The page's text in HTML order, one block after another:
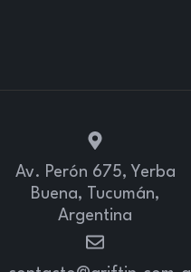
Av. Perón 675, Yerba
Buena, Tucumán,
Argentina